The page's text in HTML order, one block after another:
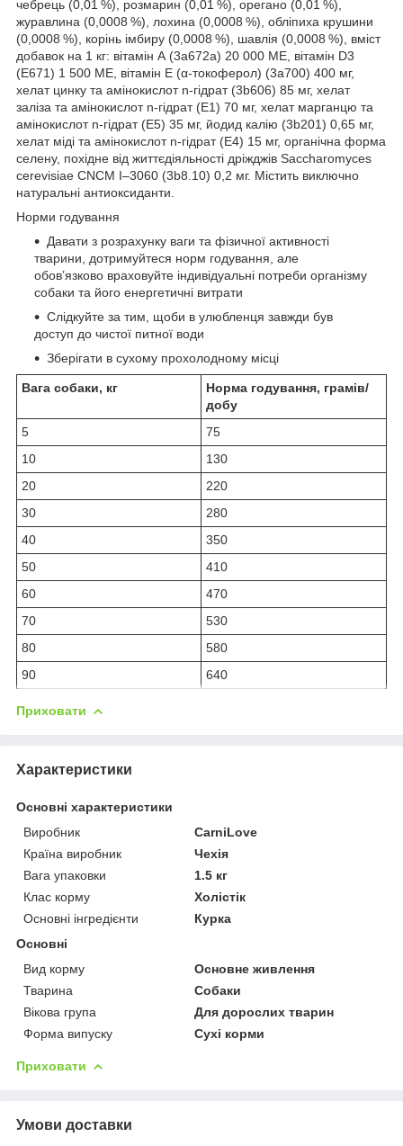
чебрець (0,01 %), розмарин (0,01 %), орегано (0,01 %),
журавлина (0,0008 %), лохина (0,0008 %), обліпиха крушини
(0,0008 %), корінь імбиру (0,0008 %), шавлія (0,0008 %), вміст
добавок на 1 кг: вітамін А (3a672a) 20 000 ME, вітамін D3
(E671) 1 500 ME, вітамін E (α-токоферол) (3a700) 400 мг,
хелат цинку та амінокислот n-гідрат (3b606) 85 мг, хелат
заліза та амінокислот n-гідрат (E1) 70 мг, хелат марганцю та
амінокислот n-гідрат (E5) 35 мг, йодид калію (3b201) 0,65 мг,
хелат міді та амінокислот n-гідрат (E4) 15 мг, органічна форма
селену, похідне від життєдіяльності дріжджів Saccharomyces
cerevisiae CNCM I–3060 (3b8.10) 0,2 мг. Містить виключно
натуральні антиоксиданти.
Норми годування
Давати з розрахунку ваги та фізичної активності
тварини, дотримуйтеся норм годування, але
обов’язково враховуйте індивідуальні потреби організму
собаки та його енергетичні витрати
Слідкуйте за тим, щоби в улюбленця завжди був
доступ до чистої питної води
Зберігати в сухому прохолодному місці
Вага собаки, кг
Норма годування, грамів/
добу
5
75
10
130
20
220
30
280
40
350
50
410
60
470
70
530
80
580
90
640
Приховати
Характеристики
Основні характеристики
Виробник
CarniLove
Країна виробник
Чехія
Вага упаковки
1.5 кг
Клас корму
Холістік
Основні інгредієнти
Курка
Основні
Вид корму
Основне живлення
Тварина
Собаки
Вікова група
Для дорослих тварин
Форма випуску
Сухі корми
Приховати
Умови доставки